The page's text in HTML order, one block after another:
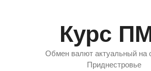
Курс
Обмен валют актуальный на
Приднестровье